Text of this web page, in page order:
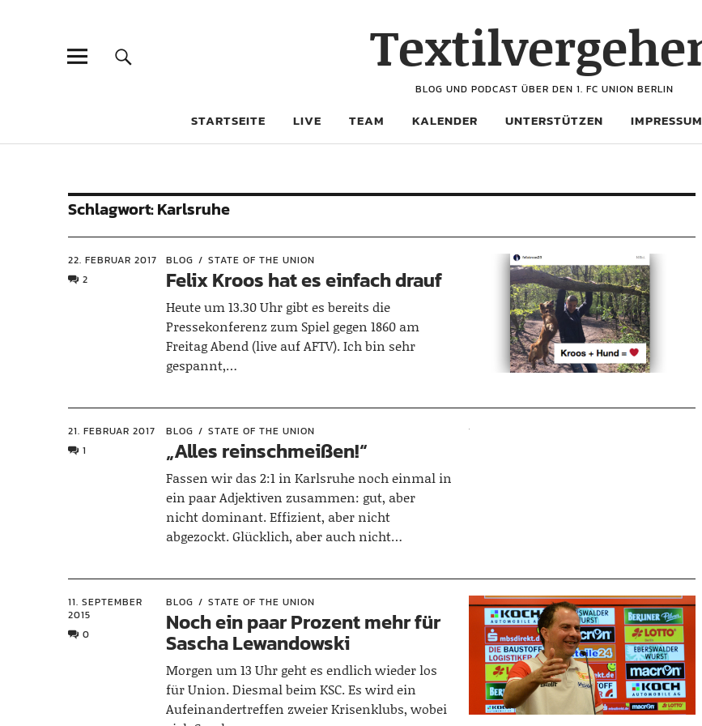
BLOG UND PODCAST ÜBER DEN 1. FC UNION BERLIN
STARTSEITE LIVE TEAM KALENDER UNTERSTÜTZEN IMPRESSUM
Schlagwort:Karlsruhe
22. FEBRUAR 2017
2
BLOG STATE OF THE UNION
Felix Kroos hat es einfach drauf
Heute um 13.30 Uhr gibt es bereits die
Pressekonferenz zum Spiel gegen 1860 am
Freitag Abend (live auf AFTV). Ich bin sehr
gespannt,…
21. FEBRUAR 2017
1
BLOG STATE OF THE UNION
„Alles reinschmeißen!“
Fassen wir das 2:1 in Karlsruhe noch einmal in
ein paar Adjektiven zusammen: gut, aber
nicht dominant. Effizient, aber nicht
abgezockt. Glücklich, aber auch nicht…
11. SEPTEMBER
2015
0
BLOG STATE OF THE UNION
Noch ein paar Prozent mehr für
Sascha Lewandowski
Morgen um 13 Uhr geht es endlich wieder los
für Union. Diesmal beim KSC. Es wird ein
Aufeinandertreffen zweier Krisenklubs, wobei